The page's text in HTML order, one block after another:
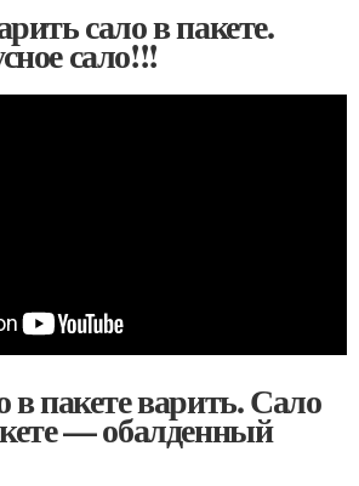
сало в пакете.
сало!!!
в пакете варить. Сало
— обалденный